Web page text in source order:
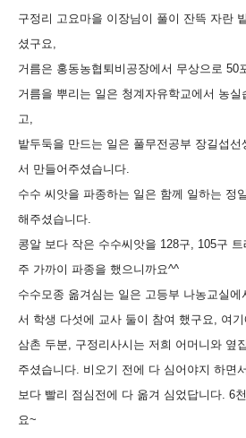
구정리 고요마을 이장님이 풀이 잔뜩 자란
셨구요,
거름은 홍동농협퇴비공장에서 무상으로 50
거름을 뿌리는 일은 청계자유학교에서 농
고,
밭두둑을 만드는 일은 풀무전공부 장길섭
서 만들어주셨습니다.
수수 씨앗을 파종하는 일은 함께 일하는 정
해주셨습니다.
콩알 보다 작은 수수씨앗을 128구, 105구
주 가까이 파종을 했으니까요^^
수수모종 옮겨심는 일은 고등부 나농교실에
서 학생 다섯에 교사 둘이 참여 했구요, 여
삼촌 두분, 구정리사시는 저희 어머니와 옆
주셨습니다. 비오기 전에 다 심어야지 하면
보다 빨리 점심전에 다 옮겨 심었답니다. 6
요~